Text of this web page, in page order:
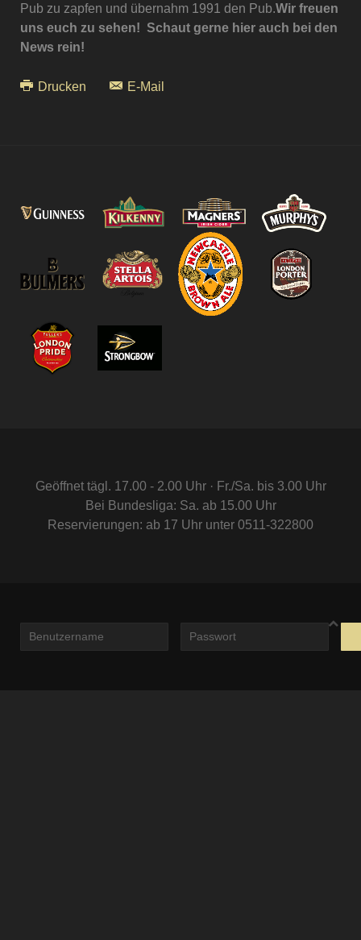
Pub zu zapfen und übernahm 1991 den Pub.Wir freuen
uns euch zu sehen! Schaut gerne hier auch bei den
News rein!
Drucken E-Mail
Geöffnet tägl. 17.00 - 2.00 Uhr · Fr./Sa. bis 3.00 Uhr
Bei Bundesliga: Sa. ab 15.00 Uhr
Reservierungen: ab 17 Uhr unter 0511-322800